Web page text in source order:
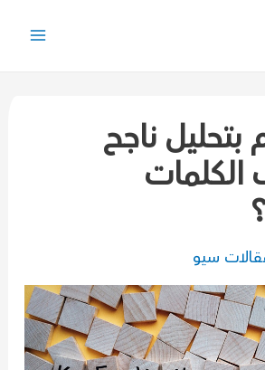
ناجح
الكلمات
سيو